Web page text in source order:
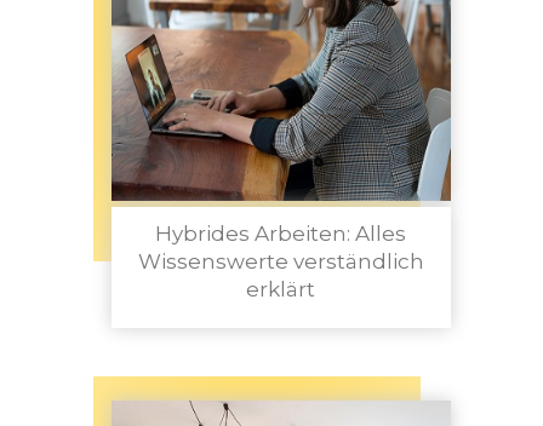
Hybrides Arbeiten: Alles
Wissenswerte verständlich
erklärt